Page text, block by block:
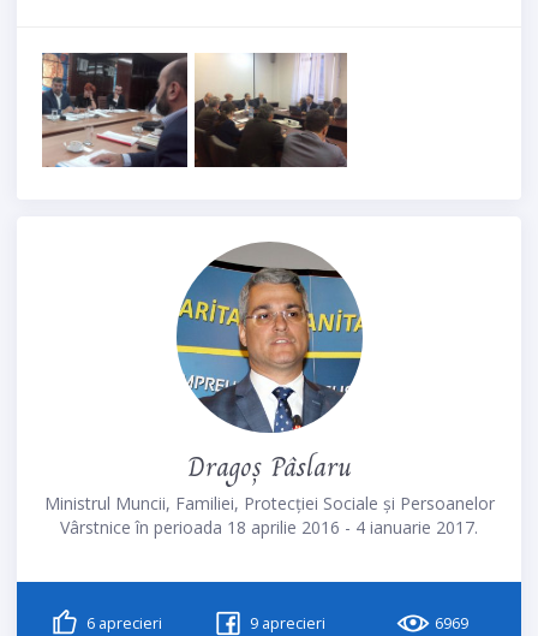
Dragoș Pâslaru
Ministrul Muncii, Familiei, Protecției Sociale și Persoanelor
Vârstnice în perioada 18 aprilie 2016 - 4 ianuarie 2017.
6 aprecieri 9 aprecieri
6969